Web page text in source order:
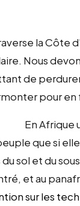
la Côte
Nous
de
pour
En
que si
sol et du
et au
sur les